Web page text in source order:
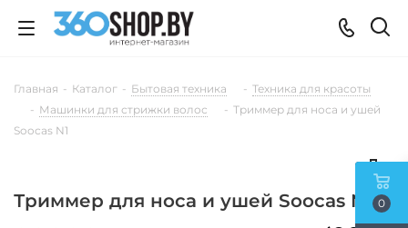
Главная - Каталог - Бытовая техника - Техника для красоты
- Машинки для стрижки волос - Триммер для носа и ушей
Soocas N1
Триммер для носа и ушей Soocas N1 0